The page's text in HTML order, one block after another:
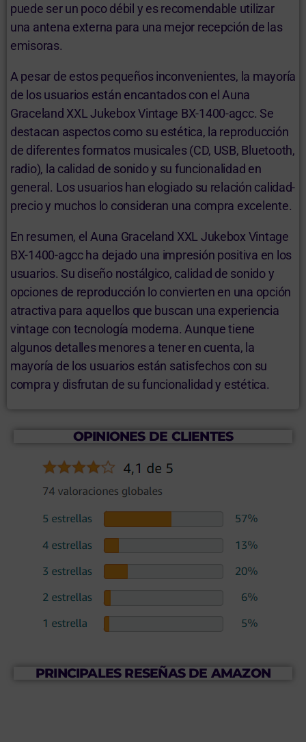
puede ser un poco débil y es recomendable utilizar
una antena externa para una mejor recepción de las
emisoras.
A pesar de estos pequeños inconvenientes, la mayoría
de los usuarios están encantados con el Auna
Graceland XXL Jukebox Vintage ‎BX-1400-agcc. Se
destacan aspectos como su estética, la reproducción
de diferentes formatos musicales (CD, USB, Bluetooth,
radio), la calidad de sonido y su funcionalidad en
general. Los usuarios han elogiado su relación calidad-
precio y muchos lo consideran una compra excelente.
En resumen, el Auna Graceland XXL Jukebox Vintage
‎BX-1400-agcc ha dejado una impresión positiva en los
usuarios. Su diseño nostálgico, calidad de sonido y
opciones de reproducción lo convierten en una opción
atractiva para aquellos que buscan una experiencia
vintage con tecnología moderna. Aunque tiene
algunos detalles menores a tener en cuenta, la
mayoría de los usuarios están satisfechos con su
compra y disfrutan de su funcionalidad y estética.
OPINIONES DE CLIENTES
PRINCIPALES RESEÑAS DE AMAZON